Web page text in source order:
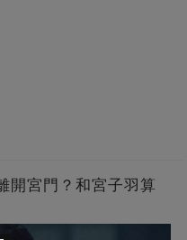
開宮門？和宮子羽算